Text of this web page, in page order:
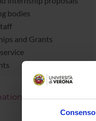
Consenso
bodies
and Grants
Students